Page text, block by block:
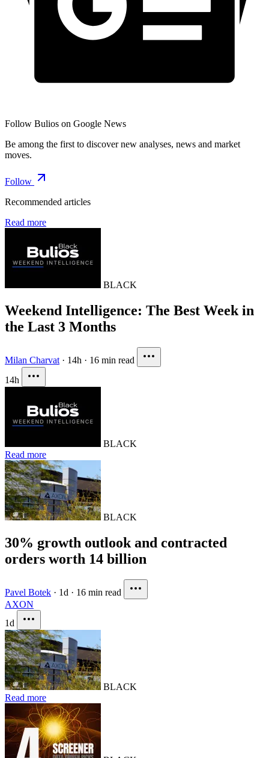
Follow Bulios on Google News
Be among the first to discover new analyses, news and market
moves.
Follow
Recommended articles
Read more
BLACK
Weekend Intelligence: The Best Week in
the Last 3 Months
Milan Charvat · 14h · 16 min read
14h
BLACK
Read more
BLACK
30% growth outlook and contracted
orders worth 14 billion
Pavel Botek · 1d · 16 min read
AXON
1d
BLACK
Read more